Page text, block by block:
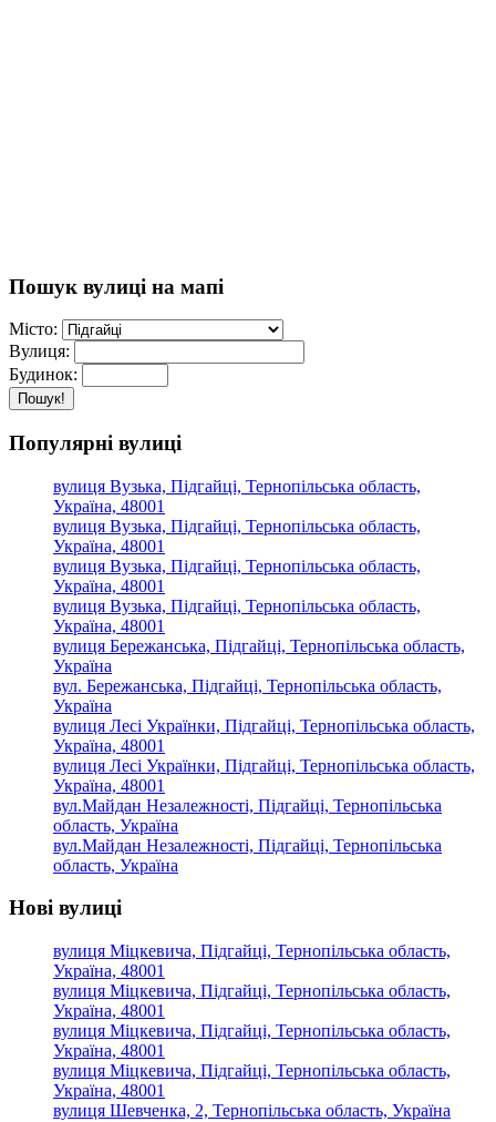
Пошук вулиці на мапі
Місто:
Вулиця:
Будинок:
Пошук!
Популярні вулиці
вулиця Вузька, Підгайці, Тернопільська область,
Україна, 48001
вулиця Вузька, Підгайці, Тернопільська область,
Україна, 48001
вулиця Вузька, Підгайці, Тернопільська область,
Україна, 48001
вулиця Вузька, Підгайці, Тернопільська область,
Україна, 48001
вулиця Бережанська, Підгайці, Тернопільська область,
Україна
вул. Бережанська, Підгайці, Тернопільська область,
Україна
вулиця Лесі Українки, Підгайці, Тернопільська область,
Україна, 48001
вулиця Лесі Українки, Підгайці, Тернопільська область,
Україна, 48001
вул.Майдан Незалежності, Підгайці, Тернопільська
область, Україна
вул.Майдан Незалежності, Підгайці, Тернопільська
область, Україна
Нові вулиці
вулиця Міцкевича, Підгайці, Тернопільська область,
Україна, 48001
вулиця Міцкевича, Підгайці, Тернопільська область,
Україна, 48001
вулиця Міцкевича, Підгайці, Тернопільська область,
Україна, 48001
вулиця Міцкевича, Підгайці, Тернопільська область,
Україна, 48001
вулиця Шевченка, 2, Тернопільська область, Україна